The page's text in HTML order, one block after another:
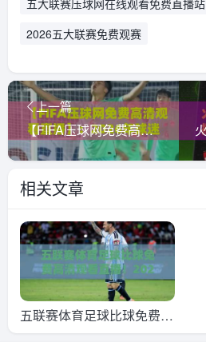
五大联赛压球网在线观看免费直播站
2026五大联赛免费观赛
上一篇
【FIFA压球网免费高清观看直播】：2026年球迷必知的五大观看攻略
相关文章
五联赛体育足球比球免费高
清观看直播！2026年最全